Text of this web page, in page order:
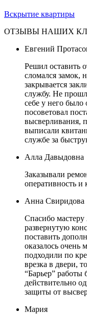
Вскрытие квартиры
ОТЗЫВЫ НАШИХ
Евгений
Решил оставить
сломался замок,
закрывается
службу. Не
себе у него было
посоветовал
высверливания,
выписали
службе за
Алла Давыдовна
Заказывали
оперативность и
Анна Свиридова
Спасибо мастеру
развернутую
поставить
оказалось очень
подходили по
врезка в двери,
“Барьер” работы
действительно
защиты от
Мария